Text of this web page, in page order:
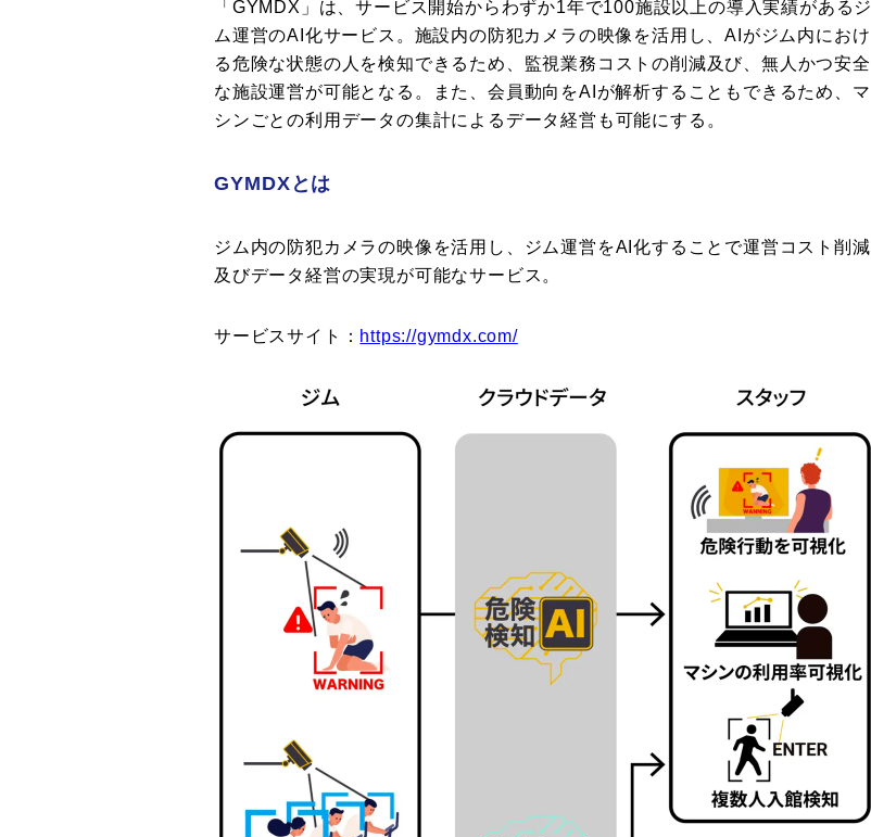
「GYMDX」は、サービス開始からわずか1年で100施設以上の導入実績があるジ
ム運営のAI化サービス。施設内の防犯カメラの映像を活用し、AIがジム内におけ
る危険な状態の人を検知できるため、監視業務コストの削減及び、無人かつ安全
な施設運営が可能となる。また、会員動向をAIが解析することもできるため、マ
シンごとの利用データの集計によるデータ経営も可能にする。
GYMDXとは
ジム内の防犯カメラの映像を活用し、ジム運営をAI化することで運営コスト削減
及びデータ経営の実現が可能なサービス。
サービスサイト： https://gymdx.com/